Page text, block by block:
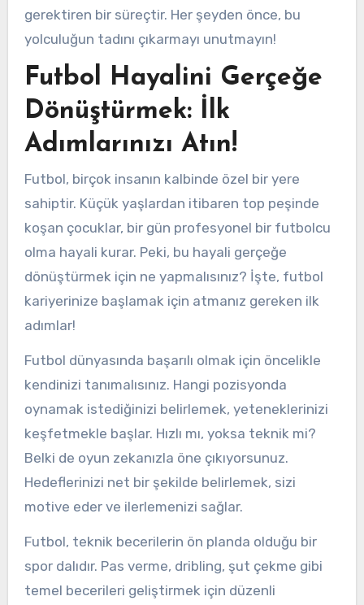
gerektiren bir süreçtir. Her şeyden önce, bu
yolculuğun tadını çıkarmayı unutmayın!
Futbol Hayalini Gerçeğe
Dönüştürmek: İlk
Adımlarınızı Atın!
Futbol, birçok insanın kalbinde özel bir yere
sahiptir. Küçük yaşlardan itibaren top peşinde
koşan çocuklar, bir gün profesyonel bir futbolcu
olma hayali kurar. Peki, bu hayali gerçeğe
dönüştürmek için ne yapmalısınız? İşte, futbol
kariyerinize başlamak için atmanız gereken ilk
adımlar!
Futbol dünyasında başarılı olmak için öncelikle
kendinizi tanımalısınız. Hangi pozisyonda
oynamak istediğinizi belirlemek, yeteneklerinizi
keşfetmekle başlar. Hızlı mı, yoksa teknik mi?
Belki de oyun zekanızla öne çıkıyorsunuz.
Hedeflerinizi net bir şekilde belirlemek, sizi
motive eder ve ilerlemenizi sağlar.
Futbol, teknik becerilerin ön planda olduğu bir
spor dalıdır. Pas verme, dribling, şut çekme gibi
temel becerileri geliştirmek için düzenli